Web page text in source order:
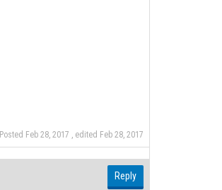
Posted Feb 28, 2017 , edited Feb 28, 2017
Reply